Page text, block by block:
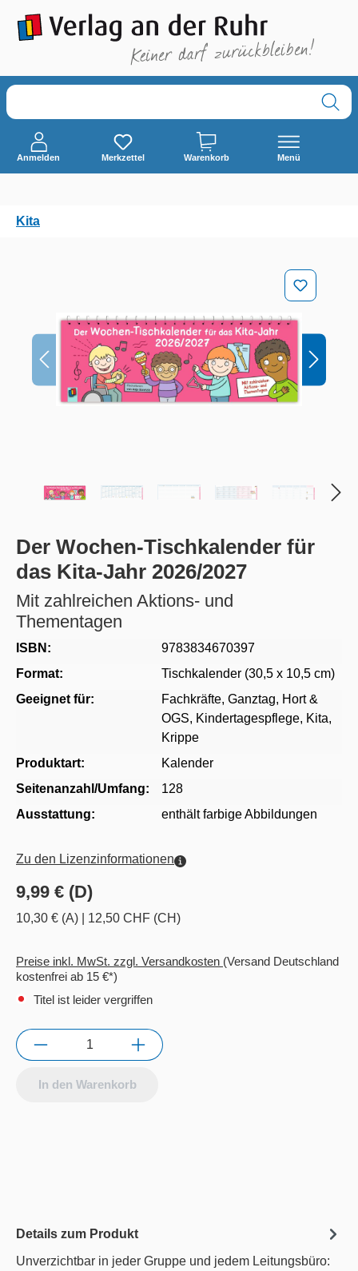
springen
Anmelden Merkzettel Warenkorb Menü
Kita
Der Wochen-Tischkalender für
das Kita-Jahr 2026/2027
Mit zahlreichen Aktions- und
Thementagen
ISBN:
9783834670397
Format:
Tischkalender (30,5 x 10,5 cm)
Geeignet für:
Fachkräfte, Ganztag, Hort &
OGS, Kindertagespflege, Kita,
Krippe
Produktart:
Kalender
Seitenanzahl/Umfang:
128
Ausstattung:
enthält farbige Abbildungen
Zu den Lizenzinformationen
9,99 € (D)
10,30 € (A) 12,50 CHF (CH)
Preise inkl. MwSt. zzgl. Versandkosten (Versand Deutschland
kostenfrei ab 15 €*)
Titel ist leider vergriffen
Anzahl
In den Warenkorb
Details zum Produkt
Unverzichtbar in jeder Gruppe und jedem Leitungsbüro: